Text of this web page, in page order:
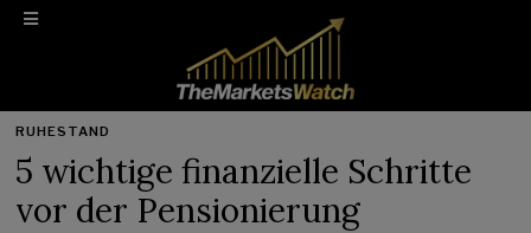
RUHESTAND
5 wichtige finanzielle Schritte
vor der Pensionierung